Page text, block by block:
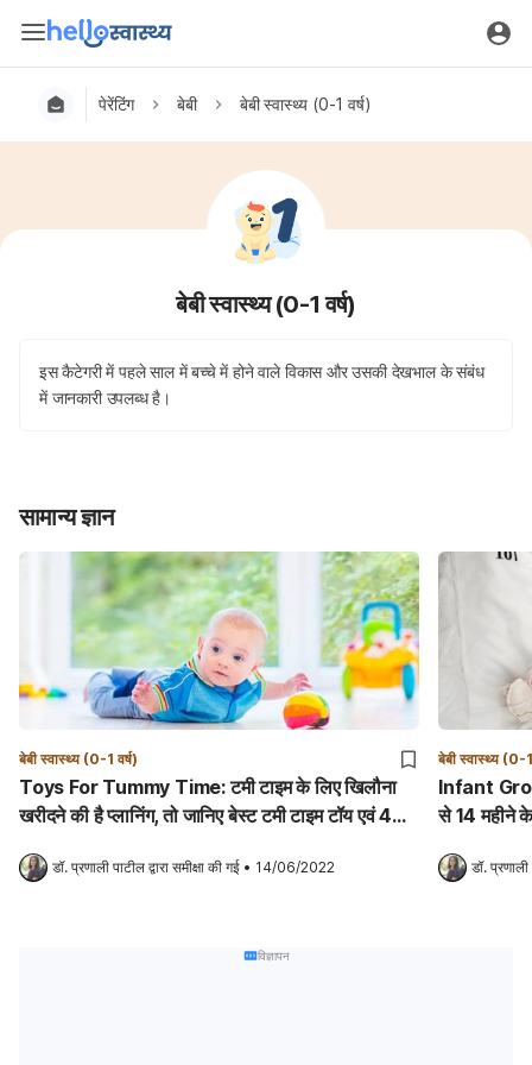
पेरेंटिंग बेबी बेबी स्वास्थ्य (0-1 वर्ष)
बेबी स्वास्थ्य (0-1 वर्ष)
इस कैटेगरी में पहले साल में बच्चे में होने वाले विकास और उसकी देखभाल के संबंध
में जानकारी उपलब्ध है।
सामान्य ज्ञान
बेबी स्वास्थ्य (0-1 वर्ष)
Toys For Tummy Time: टमी टाइम के लिए खिलौना
खरीदने की है प्लानिंग, तो जानिए बेस्ट टमी टाइम टॉय एवं 4
डॉ. प्रणाली पाटील द्वारा समीक्षा की गई • 14/06/2022
बेबी स्वास्थ्य (0-1
Infant Growth
से 14 महीने के
डॉ.
विज्ञापन